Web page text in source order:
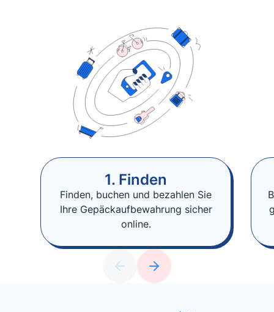
1. Finden
Finden, buchen und bezahlen Sie
Ihre Gepäckaufbewahrung sicher
online.